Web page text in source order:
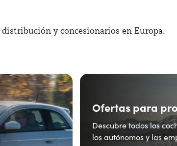
distribución y concesionarios en Europa.
Ofertas para
Descubre todos los
los autónomos y las